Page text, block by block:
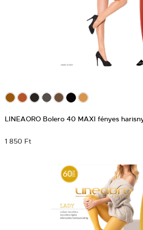
LINEAORO Bolero 40 MAXI fényes
1 850 Ft